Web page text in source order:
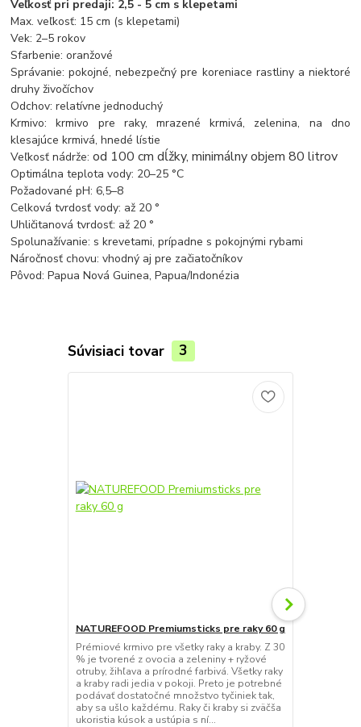
Veľkosť pri predaji: 2,5 - 5 cm s klepetami
Max. veľkosť: 15 cm (s klepetami)
Vek: 2–⁠5 rokov
Sfarbenie: oranžové
Správanie: pokojné, nebezpečný pre koreniace rastliny a niektoré
druhy živočíchov
Odchov: relatívne jednoduchý
Krmivo: krmivo pre raky, mrazené krmivá, zelenina, na dno
klesajúce krmivá, hnedé lístie
Veľkosť nádrže:od 100 cm dĺžky, minimálny objem 80 litrov
Optimálna teplota vody: 20–⁠25 °C
Požadované pH: 6,5–8
Celková tvrdosť vody: až 20 °
Uhličitanová tvrdosť: až 20 °
Spolunažívanie: s krevetami, prípadne s pokojnými rybami
Náročnosť chovu: vhodný aj pre začiatočníkov
Pôvod: Papua Nová Guinea, Papua/Indonézia
Súvisiaci tovar 3
NATUREFOOD Premiumsticks pre raky 60 g
Prémiové krmivo pre všetky raky a kraby. Z 30
% je tvorené z ovocia a zeleniny + ryžové
otruby, žihľava a prírodné farbivá. Všetky raky
a kraby radi jedia v pokoji. Preto je potrebné
podávať dostatočné množstvo tyčiniek tak,
aby sa ušlo každému. Raky či kraby si zväčša
ukoristia kúsok a ustúpia s ní...